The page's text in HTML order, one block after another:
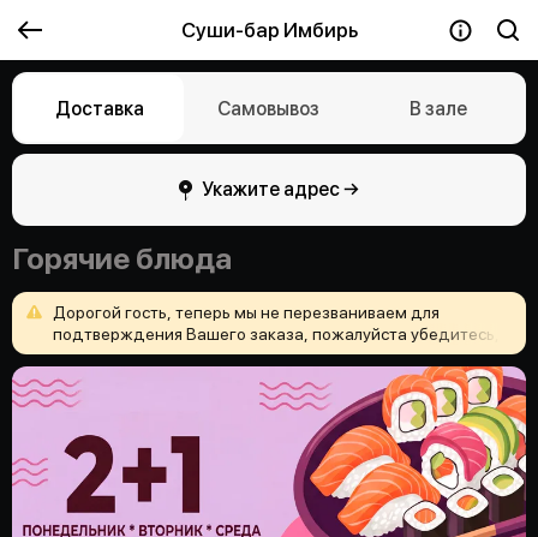
Суши-бар Имбирь
Доставка Самовывоз В зале
Укажите адрес →
Горячие блюда
Дорогой гость, теперь мы не перезваниваем для
подтверждения Вашего заказа, пожалуйста убедитесь,
чтоВыверноуказалиадресдоставкииничегонезабыли
положить
ихорошего
настроения!